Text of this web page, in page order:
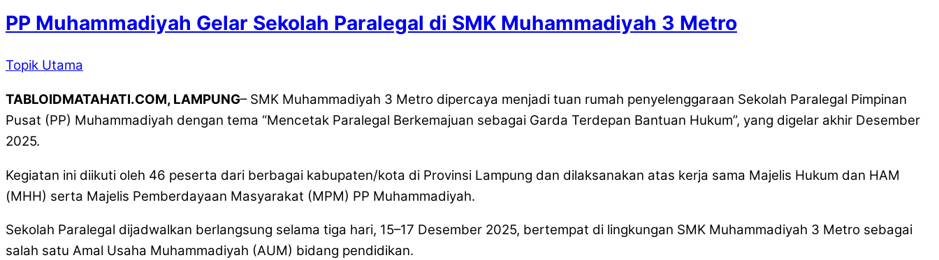
PP Muhammadiyah Gelar Sekolah Paralegal di SMK Muhammadiyah 3 Metro
Topik Utama
TABLOIDMATAHATI.COM, LAMPUNG– SMK Muhammadiyah 3 Metro dipercaya menjadi tuan rumah penyelenggaraan Sekolah Paralegal Pimpinan
Pusat (PP) Muhammadiyah dengan tema “Mencetak Paralegal Berkemajuan sebagai Garda Terdepan Bantuan Hukum”, yang digelar akhir Desember
2025.
Kegiatan ini diikuti oleh 46 peserta dari berbagai kabupaten/kota di Provinsi Lampung dan dilaksanakan atas kerja sama Majelis Hukum dan HAM
(MHH) serta Majelis Pemberdayaan Masyarakat (MPM) PP Muhammadiyah.
Sekolah Paralegal dijadwalkan berlangsung selama tiga hari, 15–17 Desember 2025, bertempat di lingkungan SMK Muhammadiyah 3 Metro sebagai
salah satu Amal Usaha Muhammadiyah (AUM) bidang pendidikan.